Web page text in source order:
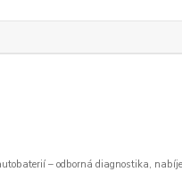
– odborná diagnostika,